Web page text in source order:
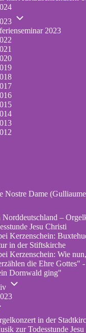
Berichte
Fotos
2025
Unternavigation
Berichte 2023
Nostre Dame
Norddeutschland –
Jesu Christi
Kerzenschein:
in der Stiftskirche
Kerzenschein: Wie
die Ehre Gottes"
Dornwald ging"
Unternavigation
Konzerte
in der
zur Todesstunde